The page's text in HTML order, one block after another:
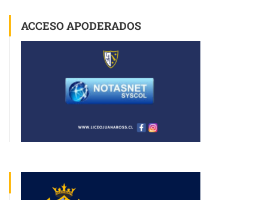
ACCESO APODERADOS